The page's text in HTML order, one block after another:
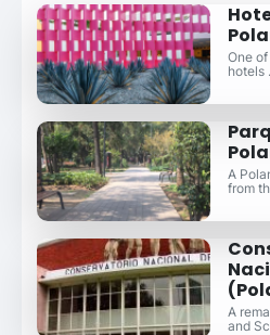
One
hotels
A
from
A
and